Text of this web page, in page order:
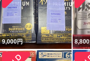
9,000円 8,800